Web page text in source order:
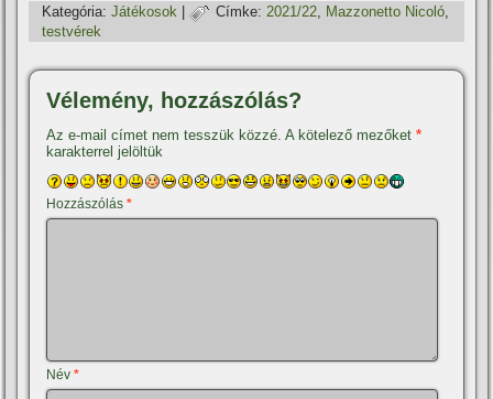
Kategória: Játékosok | Címke: 2021/22, Mazzonetto Nicoló,
testvérek
Vélemény, hozzászólás?
Az e-mail címet nem tesszük közzé. A kötelező mezőket*
karakterrel jelöltük
Hozzászólás*
Név*